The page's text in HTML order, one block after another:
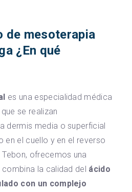
de mesoterapia
¿En qué
es una especialidad médica
se realizan
dermis media o superficial
en el cuello y en el reverso
ofrecemos una
la calidad del ácido
con un complejo